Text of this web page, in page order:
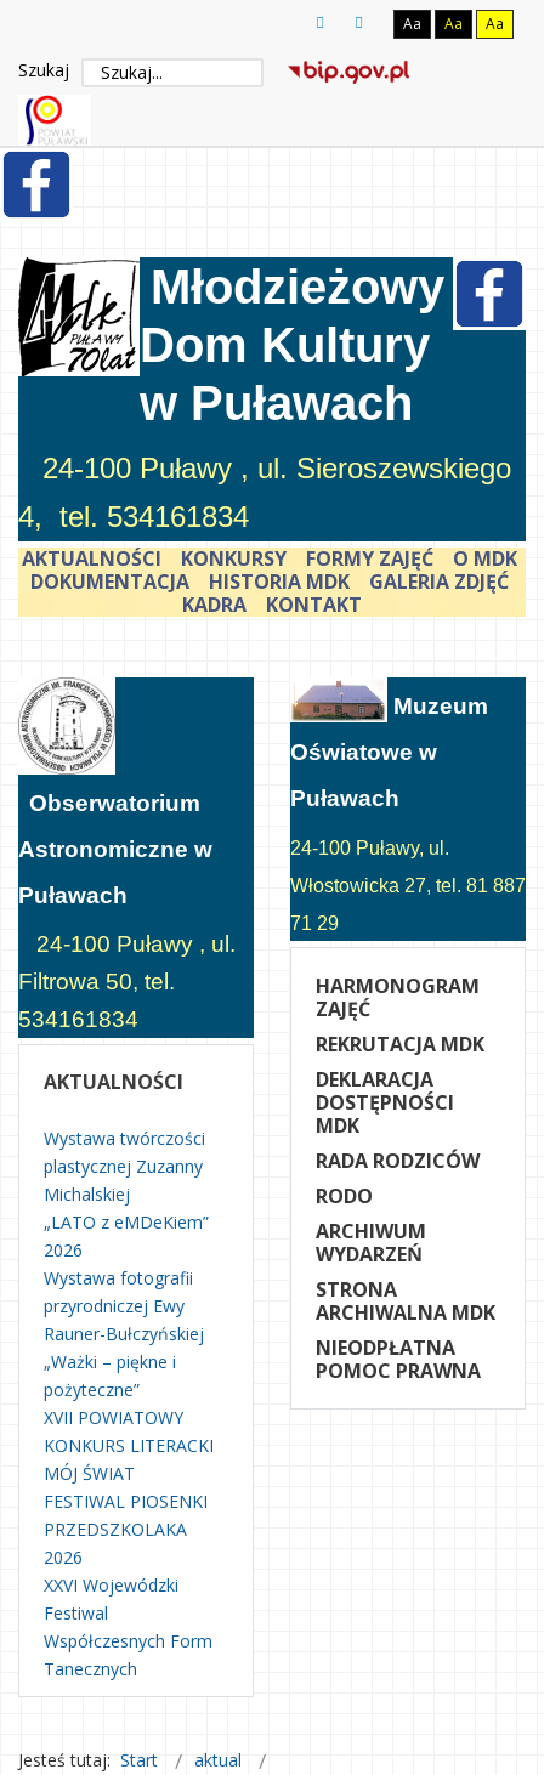
Aa Aa Aa
Szukaj
Młodzieżowy
Dom Kultury
w Puławach
24-100 Puławy , ul. Sieroszewskiego
4, tel. 534161834
AKTUALNOŚCI KONKURSY FORMY ZAJĘĆ
O MDK
DOKUMENTACJA
HISTORIA MDK
GALERIA ZDJĘĆ
KADRA
KONTAKT
Obserwatorium
Astronomiczne w
Puławach
24-100 Puławy , ul.
Filtrowa 50, tel.
534161834
AKTUALNOŚCI
Wystawa twórczości
plastycznej Zuzanny
Michalskiej
„LATO z eMDeKiem”
2026
Wystawa fotografii
przyrodniczej Ewy
Rauner-Bułczyńskiej
„Ważki – piękne i
pożyteczne”
XVII POWIATOWY
KONKURS LITERACKI
MÓJ ŚWIAT
FESTIWAL PIOSENKI
PRZEDSZKOLAKA
2026
XXVI Wojewódzki
Festiwal
Współczesnych Form
Tanecznych
Muzeum
Oświatowe w
Puławach
24-100 Puławy, ul.
Włostowicka 27, tel. 81 887
71 29
HARMONOGRAM
ZAJĘĆ
REKRUTACJA MDK
DEKLARACJA
DOSTĘPNOŚCI
MDK
RADA RODZICÓW
RODO
ARCHIWUM
WYDARZEŃ
STRONA
ARCHIWALNA MDK
NIEODPŁATNA
POMOC PRAWNA
Jesteś tutaj: Start
aktual